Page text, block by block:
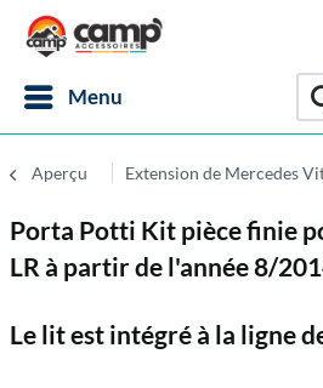
Menu
Aperçu Extension de Mercedes
Porta Potti Kit pièce finie
LR à partir de l'année 8/
Le lit est intégré à la ligne